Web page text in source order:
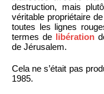
destruction, mais
véritable propriétaire
toutes les lignes
termes de libération
de Jérusalem.
Cela ne s’était pas
1985.